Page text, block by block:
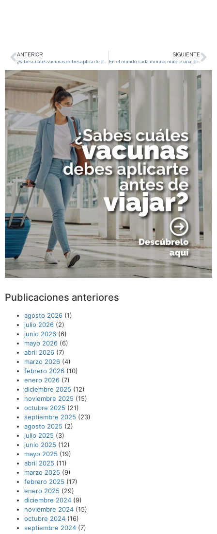
ANTERIOR SIGUIENTE
En el mundo, cada minuto, muere una persona por influenza
Publicaciones anteriores
agosto 2026 (1)
julio 2026 (2)
junio 2026 (6)
mayo 2026 (6)
abril 2026 (7)
marzo 2026 (4)
febrero 2026 (10)
enero 2026 (7)
diciembre 2025 (12)
noviembre 2025 (15)
octubre 2025 (21)
septiembre 2025 (23)
agosto 2025 (2)
julio 2025 (3)
junio 2025 (12)
mayo 2025 (19)
abril 2025 (11)
marzo 2025 (9)
febrero 2025 (17)
enero 2025 (29)
diciembre 2024 (9)
noviembre 2024 (15)
octubre 2024 (16)
septiembre 2024 (7)